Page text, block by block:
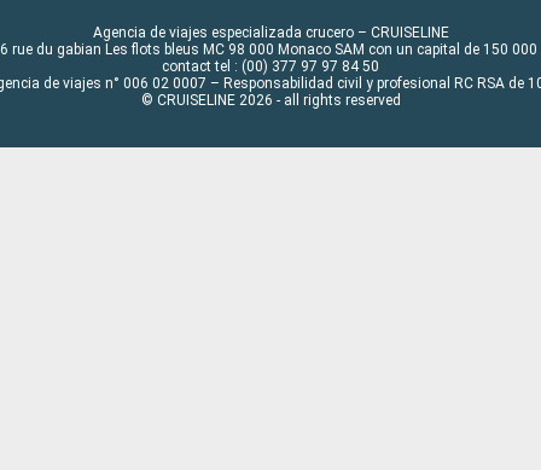
Agencia de viajes especializada crucero – CRUISELINE
rue du gabian Les flots bleus MC 98 000 Monaco SAM con un capital de 150 000
contact tel : (00) 377 97 97 84 50
de viajes n° 006 02 0007 – Responsabilidad civil y profesional RC RSA de
© CRUISELINE 2026 - all rights reserved